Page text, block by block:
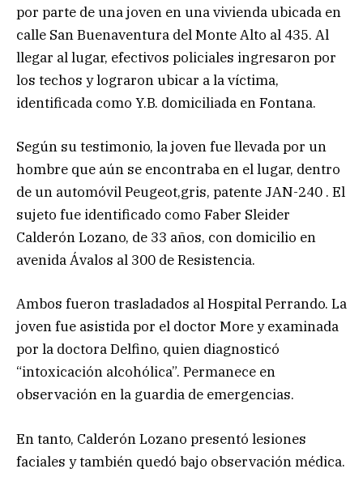
por parte de una joven en una vivienda ubicada en
calle San Buenaventura del Monte Alto al 435. Al
llegar al lugar, efectivos policiales ingresaron por
los techos y lograron ubicar a la víctima,
identificada como Y.B. domiciliada en Fontana.
Según su testimonio, la joven fue llevada por un
hombre que aún se encontraba en el lugar, dentro
de un automóvil Peugeot,gris, patente JAN-240 . El
sujeto fue identificado como Faber Sleider
Calderón Lozano, de 33 años, con domicilio en
avenida Ávalos al 300 de Resistencia.
Ambos fueron trasladados al Hospital Perrando. La
joven fue asistida por el doctor More y examinada
por la doctora Delfino, quien diagnosticó
“intoxicación alcohólica”. Permanece en
observación en la guardia de emergencias.
En tanto, Calderón Lozano presentó lesiones
faciales y también quedó bajo observación médica.